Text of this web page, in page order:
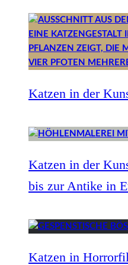
Katzen in der
Katzen in der
bis zur Antike in
Katzen in